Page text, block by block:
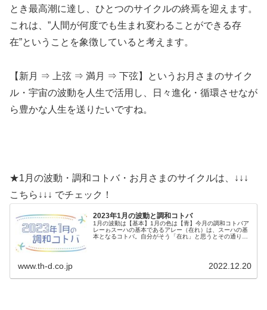
とき最高潮に達し、ひとつのサイクルの終焉を迎えます。
これは、”人間が何度でも生まれ変わることができる存
在”ということを象徴していると考えます。
【新月 ⇒ 上弦 ⇒ 満月 ⇒ 下弦】というお月さまのサイク
ル・宇宙の波動を人生で活用し、日々進化・循環させなが
ら豊かな人生を送りたいですね。
★1月の波動・調和コトバ・お月さまのサイクルは、↓↓↓
こちら↓↓↓ でチェック！
2023年1月の波動と調和コトバ
1月の波動は【基本】1月の色は【青】今月の調和コトバア
レーゎスーハの基本であるアレー（在れ）は、スーハの基
本となるコトバ。自分がそう「在れ」と思うとその通りに
www.th-d.co.jp 2022.12.20